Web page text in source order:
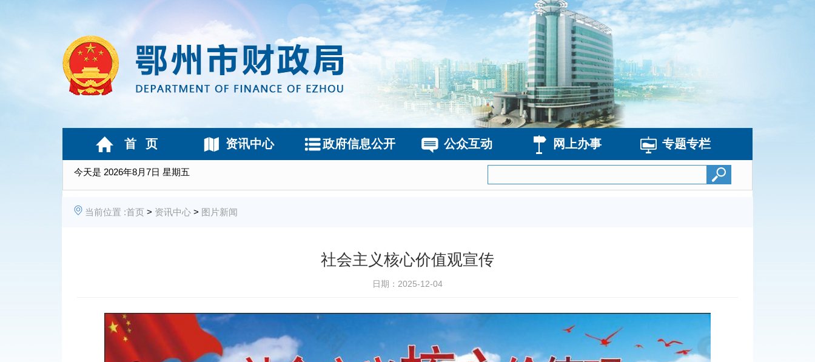
今天是 2026年8月7日 星期五
首 页 资讯中心 政府信息公开 公众互动 网上办事 专题专栏
当前位置 :首页 > 资讯中心 > 图片新闻
社会主义核心价值观宣传
日期：2025-12-04